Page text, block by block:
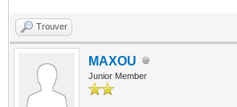
Trouver
MAXOU
Junior Member